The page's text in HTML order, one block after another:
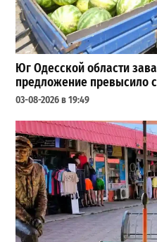
Юг Одесской области
предложение превысило
03-08-2026 в 19:49